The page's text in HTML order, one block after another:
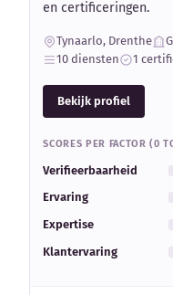
en certificeringen.
Tynaarlo, Drenthe
10 diensten
1
Bekijk profiel
SCORES PER FACTOR (0
Verifieerbaarheid
Ervaring
Expertise
Klantervaring